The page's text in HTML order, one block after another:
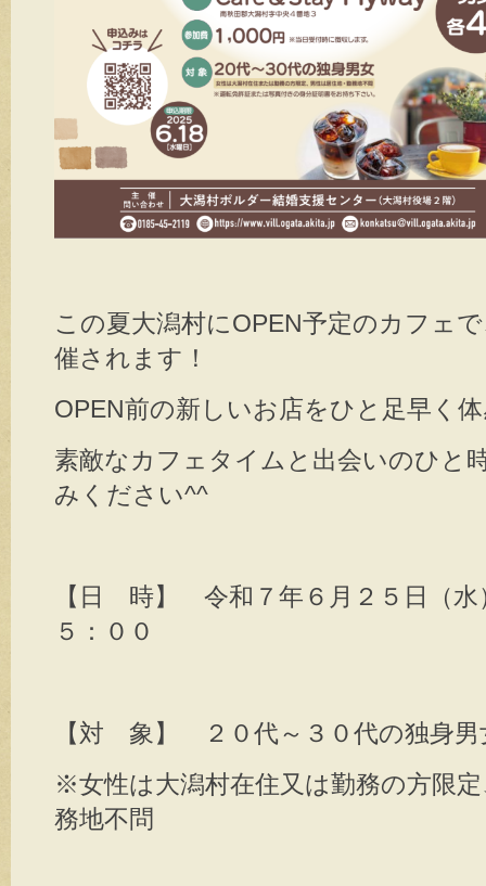
この夏大潟村にOPEN予定のカフェ
催されます！
OPEN前の新しいお店をひと足早く
素敵なカフェタイムと出会いのひと
みください^^
【日 時】 令和７年６月２５日（水
５：００
【対 象】 ２０代～３０代の独身男
※女性は大潟村在住又は勤務の方限
務地不問